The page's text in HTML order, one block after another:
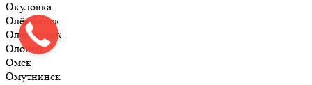
Окуловка
Олёкминск
Оленегорск
Олонец
Омск
Омутнинск